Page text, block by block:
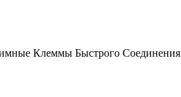
Клеммы Быстрого Соединения